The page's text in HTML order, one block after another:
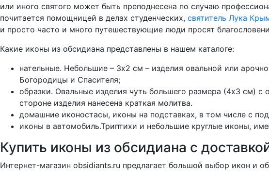
или иного святого может быть преподнесена по случаю
почитается помощницей в делах студенческих, святитель Лука
и просто часто и много путешествующие люди просят
Какие иконы из обсидиана представлены в нашем каталоге:
нательные. Небольшие – 3х2 см – изделия овальной или
Богородицы и Спасителя;
образки. Овальные изделия чуть большего размера (4х3 см) с
стороне изделия нанесена краткая молитва.
домашние иконостасы, иконы на подставках, в том числе с
иконы в автомобиль.Триптихи и небольшие круглые иконы,
Купить иконы из обсидиана с
Интернет-магазин obsidiants.ru предлагает большой выбор икон и